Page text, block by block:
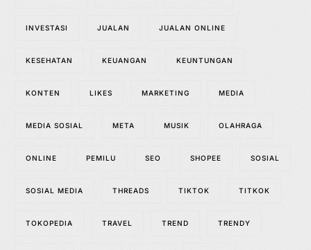
INVESTASI JUALAN JUALAN ONLINE
KESEHATAN KEUANGAN KEUNTUNGAN
KONTEN LIKES MARKETING MEDIA
MEDIA SOSIAL META MUSIK OLAHRAGA
ONLINE PEMILU SEO SHOPEE SOSIAL
SOSIAL MEDIA THREADS TIKTOK TITKOK
TOKOPEDIA TRAVEL TREND TRENDY